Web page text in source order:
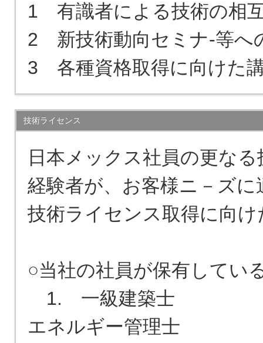
1　有識者による技術の相
2　新技術動向セミナ-等へ
3　各種資格取得に向けた
技術ライセンス
日本メックス社員の更な
経験者が、お客様ニ－ズ
技術ライセンス取得に向
○当社の社員が保有してい
1.　一級建築士　　　　
エネルギー管理士　　　　